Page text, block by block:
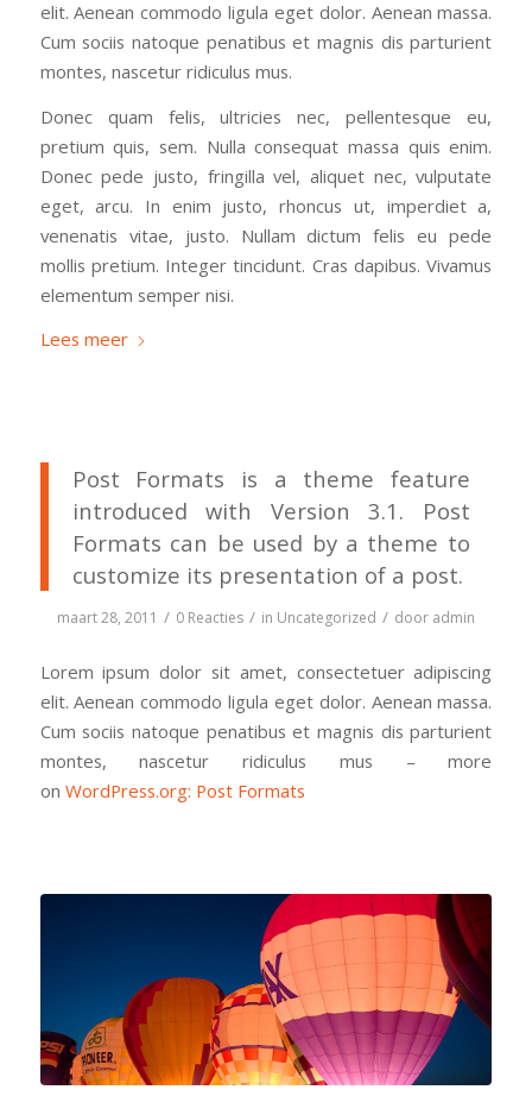
elit. Aenean commodo ligula eget dolor. Aenean massa.
Cum sociis natoque penatibus et magnis dis parturient
montes, nascetur ridiculus mus.
Donec quam felis, ultricies nec, pellentesque eu,
pretium quis, sem. Nulla consequat massa quis enim.
Donec pede justo, fringilla vel, aliquet nec, vulputate
eget, arcu. In enim justo, rhoncus ut, imperdiet a,
venenatis vitae, justo. Nullam dictum felis eu pede
mollis pretium. Integer tincidunt. Cras dapibus. Vivamus
elementum semper nisi.
Lees meer
Post Formats is a theme feature
introduced with Version 3.1. Post
Formats can be used by a theme to
customize its presentation of a post.
maart 28, 2011 / 0 Reacties / in Uncategorized / door admin
Lorem ipsum dolor sit amet, consectetuer adipiscing
elit. Aenean commodo ligula eget dolor. Aenean massa.
Cum sociis natoque penatibus et magnis dis parturient
montes, nascetur ridiculus mus – more
on WordPress.org: Post Formats